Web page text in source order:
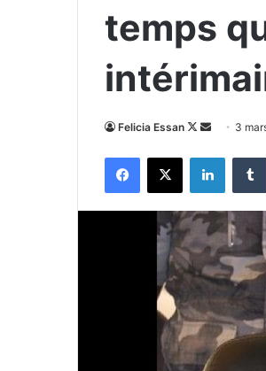
temps
Felicia Essan
Follow
X
Envoyer
3
Facebook
X